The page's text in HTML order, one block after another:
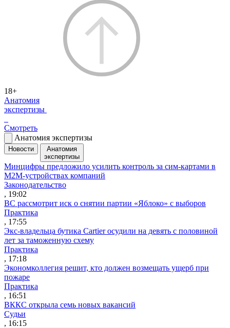
18+
Анатомия
экспертизы
Смотреть
Анатомия экспертизы
Новости
Анатомия
экспертизы
Минцифры предложило усилить контроль за сим-картами в
M2M-устройствах компаний
Законодательство
, 19:02
ВС рассмотрит иск о снятии партии «Яблоко» с выборов
Практика
, 17:55
Экс-владельца бутика Cartier осудили на девять с половиной
лет за таможенную схему
Практика
, 17:18
Экономколлегия решит, кто должен возмещать ущерб при
пожаре
Практика
, 16:51
ВККС открыла семь новых вакансий
Судьи
, 16:15